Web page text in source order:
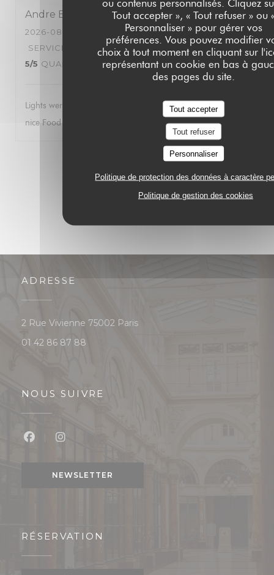
ou contenus personnalisés. Cliquez
Tout accepter », « Tout refuser » ou
Personnaliser » pour gérer vos
préférences. Vous pouvez modifier
choix à tout moment en cliquant sur
représentant un cookie en bas à
des pages du site.
Tout accepter
Tout refuser
Personnaliser
Politique de protection des données à caractère
Politique de gestion des cookies
Andre B
2026-08-05
- 21:30 - COUVERTS 2
SERVICE
AMBIANCE 3 CUISINE
5/5 QUALITÉ / PRIX: 3/5
Lights were too bright. Way too bright Service was not very
nice Food was good
3
ADRESSE
2 Rue Vivienne 75002 Paris((ouvre une nouvelle fenêtre))
01 42 86 87 88
NOUS SUIVRE
NEWSLETTER
RÉSERVATION